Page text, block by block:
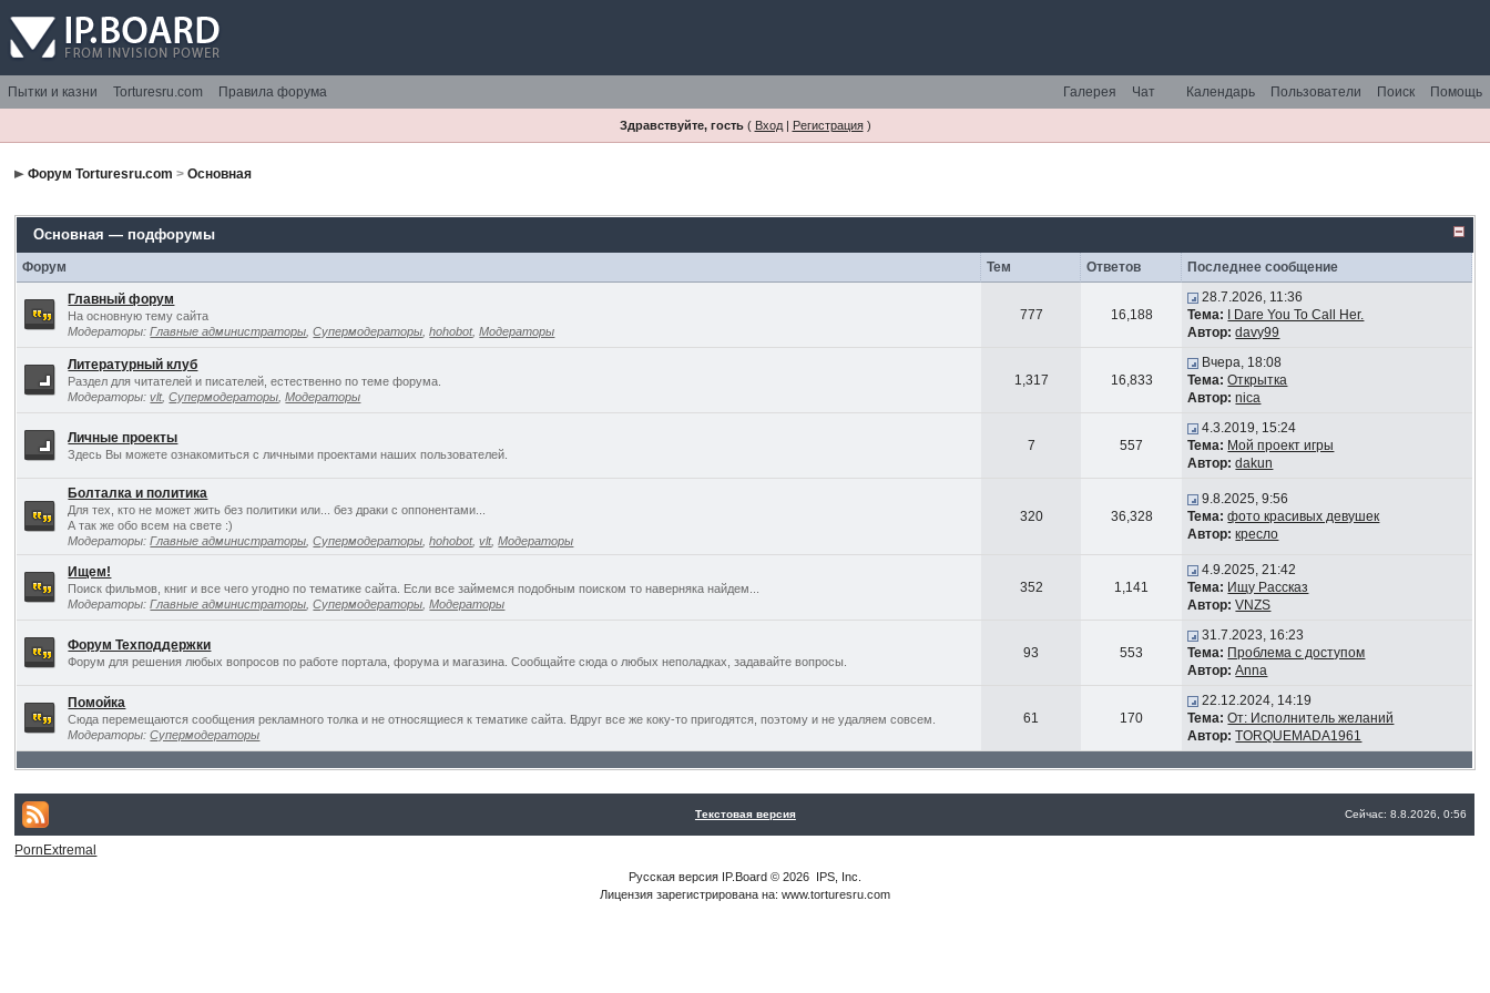
Пытки и казни Torturesru.com Правила форума Помощь
Поиск
Пользователи
Календарь
Чат
Галерея
Здравствуйте, гость( Вход| Регистрация)
Форум Torturesru.com >Основная
Основная — подфорумы
Форум Тем Ответов Последнее сообщение
Главный форум
На основную тему сайта
Модераторы:Главные администраторы ,Супермодераторы ,hohobot,Модераторы
777 16,188
28.7.2026, 11:36
Тема:
I Dare You To Call Her.
Автор: davy99
Литературный клуб
Раздел для читателей и писателей, естественно по теме форума.
Модераторы:vlt,Супермодераторы ,Модераторы
1,317 16,833
Вчера, 18:08
Тема: Открытка
Автор: nica
Личные проекты
Здесь Вы можете ознакомиться с личными проектами наших пользователей.
7 557
4.3.2019, 15:24
Тема: Мой проект игры
Автор: dakun
Болталка и политика
Для тех, кто не может жить без политики или... без драки с оппонентами...
А так же обо всем на свете :)
Модераторы:Главные администраторы ,Супермодераторы ,hohobot,vlt,Модераторы
320 36,328
9.8.2025, 9:56
Тема: фото красивых девушек
Автор: кресло
Ищем!
Поиск фильмов, книг и все чего угодно по тематике сайта. Если все займемся подобным поиском то наверняка найдем...
Модераторы:Главные администраторы ,Супермодераторы ,Модераторы
352 1,141
4.9.2025, 21:42
Тема: Ищу Рассказ
Автор: VNZS
Форум Техподдержки
Форум для решения любых вопросов по работе портала, форума и магазина. Сообщайте сюда о любых неполадках, задавайте вопросы.
93 553
31.7.2023, 16:23
Тема: Проблема с доступом
Автор: Anna
Помойка
Сюда перемещаются сообщения рекламного толка и не относящиеся к тематике сайта. Вдруг все же коку-то пригодятся, поэтому и не удаляем совсем.
Модераторы:Супермодераторы
61 170
22.12.2024, 14:19
Тема: От: Исполнитель желаний
Автор: TORQUEMADA1961
Текстовая версия Сейчас: 8.8.2026, 0:56
PornExtremal
Русская версия IP.Board© 2026 IPS, Inc
Лицензия зарегистрирована на: www.torturesru.com